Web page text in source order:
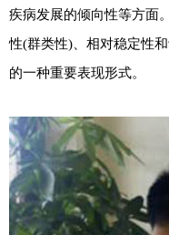
疾病发展的倾向性等方面
性(群类性)、相对稳定性
的一种重要表现形式。